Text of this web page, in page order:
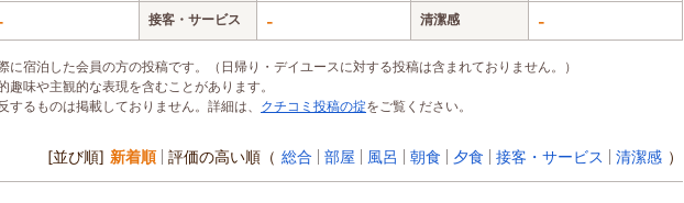
接客・サービス - 清潔感 -
に宿泊した会員の方の投稿です。（日帰り・デイユースに対する投稿は含まれておりません。）
趣味や主観的な表現を含むことがあります。
するものは掲載しておりません。詳細は、 クチコミ投稿の掟をご覧ください。
[並び順] 新着順 評価の高い順 （ 総合 部屋 風呂 朝食 夕食 接客・サービス 清潔感 ）